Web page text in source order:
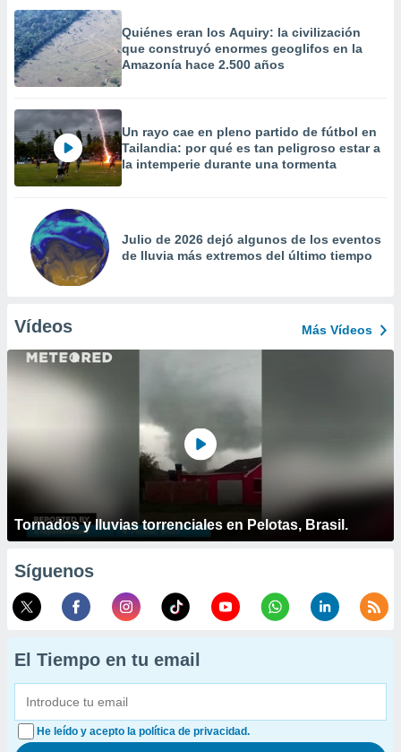
Quiénes eran los Aquiry: la civilización
que construyó enormes geoglifos en la
Amazonía hace 2.500 años
Un rayo cae en pleno partido de fútbol en
Tailandia: por qué es tan peligroso estar a
la intemperie durante una tormenta
Julio de 2026 dejó algunos de los eventos
de lluvia más extremos del último tiempo
Vídeos Más Vídeos
Tornados y lluvias torrenciales en Pelotas, Brasil.
Síguenos
El Tiempo en tu email
He leído y acepto la política de privacidad.